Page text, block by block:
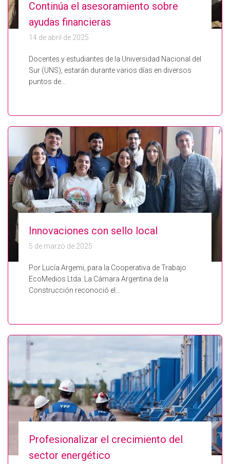
Continúa el asesoramiento sobre
ayudas financieras
14 de abril de 2025
Docentes y estudiantes de la Universidad Nacional del
Sur (UNS), estarán durante varios días en diversos
puntos de…
Innovaciones con sello local
5 de marzo de 2025
Por Lucía Argemi, para la Cooperativa de Trabajo
EcoMedios Ltda. La Cámara Argentina de la
Construcción reconoció el…
Profesionalizar el crecimiento del
sector energético